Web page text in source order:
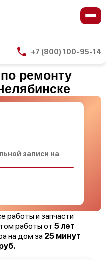
+7 (800) 100-95-14
ремонту
работы и запчасти
работы от 5 лет
на дом за 25 минут
записи на